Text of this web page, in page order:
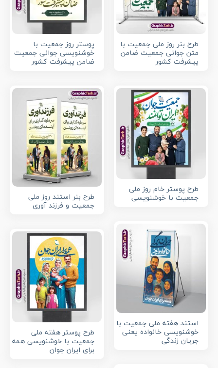
پوستر روز جمعیت با
خوشنویسی جوانی جمعیت
ضامن پیشرفت کشور
طرح بنر روز ملی جمعیت با
متن جوانی جمعیت ضامن
پیشرفت کشور
طرح پوستر خام روز ملی
جمعیت با خوشنویسی
طرح بنر استند روز ملی
جمعیت و فرزند آوری
استند هفته ملی جمعیت با
خوشنویسی خانواده یعنی
جریان زندگی
طرح پوستر هفته ملی
جمعیت با خوشنویسی همه
برای ایران جوان